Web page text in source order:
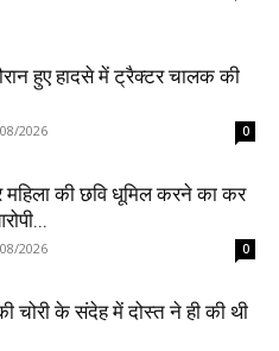
हुए हादसे में ट्रैक्टर चालक की
2026 0
महिला की छवि धूमिल करने का कर
2026 0
चोरी के संदेह में दोस्त ने ही की थी